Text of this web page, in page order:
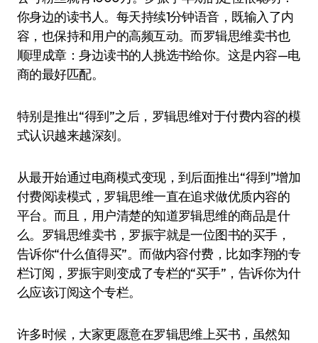
你身边的读书人。每天持续1分钟语音，既输入了内
容，也保持和用户的高频互动。而罗辑思维卖书也
顺理成章：身边读书的人挑选书给你。这是内容—电
商的最好匹配。
特别是推出“得到”之后，罗辑思维对于付费内容的模
式认识越来越深刻。
从最开始通过电商模式变现，到后面推出“得到”增加
付费阅读模式，罗辑思维一直在追求做优质内容的
平台。而且，用户清楚的知道罗辑思维的商品是什
么。罗辑思维卖书，罗振宇就是一位图书的买手，
告诉你“什么值得买”。而做内容付费，比如李翔的专
栏订阅，罗振宇则变成了专栏的“买手”，告诉你为什
么应该订阅这个专栏。
许多时候，大家更愿意在罗辑思维上买书，虽然知